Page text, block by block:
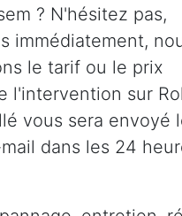
? N'hésitez pas,
immédiatement,
le tarif ou le prix
l'intervention sur
vous sera envoyé
dans les 24